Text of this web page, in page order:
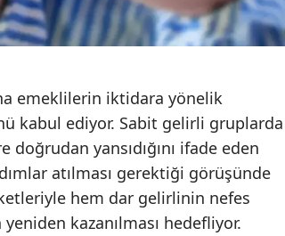
Nevşehir
Ordu
Rize
Sakarya
Samsun
emeklilerin iktidara yönelik
kabul ediyor. Sabit gelirli gruplarda
yansıdığını ifade eden
atılması gerektiği görüşünde
hem dar gelirlinin nefes
kazanılması hedefliyor.